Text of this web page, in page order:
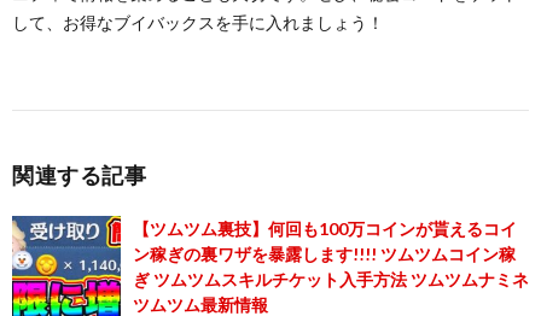
して、お得なブイバックスを手に入れましょう！
関連する記事
【ツムツム裏技】何回も100万コインが貰えるコイ
ン稼ぎの裏ワザを暴露します!!!! ツムツムコイン稼
ぎ ツムツムスキルチケット入手方法 ツムツムナミネ
ツムツム最新情報